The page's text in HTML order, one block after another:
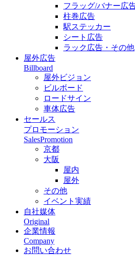
フラッグ/バナー広
柱巻広告
駅ステッカー
シート広告
ラック広告・その他
屋外広告
Billboard
屋外ビジョン
ビルボード
ロードサイン
車体広告
セールス
プロモーション
SalesPromotion
京都
大阪
屋内
屋外
その他
イベント実績
自社媒体
Original
企業情報
Company
お問い合わせ